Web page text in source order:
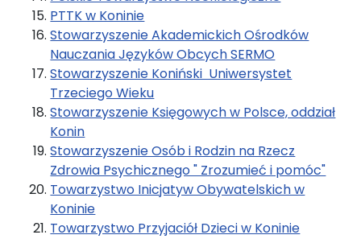
PTTK w Koninie
Stowarzyszenie Akademickich Ośrodków
Nauczania Języków Obcych SERMO
Stowarzyszenie Koniński Uniwersystet
Trzeciego Wieku
Stowarzyszenie Księgowych w Polsce, oddział
Konin
Stowarzyszenie Osób i Rodzin na Rzecz
Zdrowia Psychicznego " Zrozumieć i pomóc"
Towarzystwo Inicjatyw Obywatelskich w
Koninie
Towarzystwo Przyjaciół Dzieci w Koninie